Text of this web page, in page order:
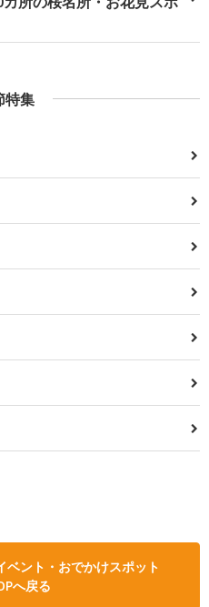
特集
ベント・おでかけスポット
へ戻る